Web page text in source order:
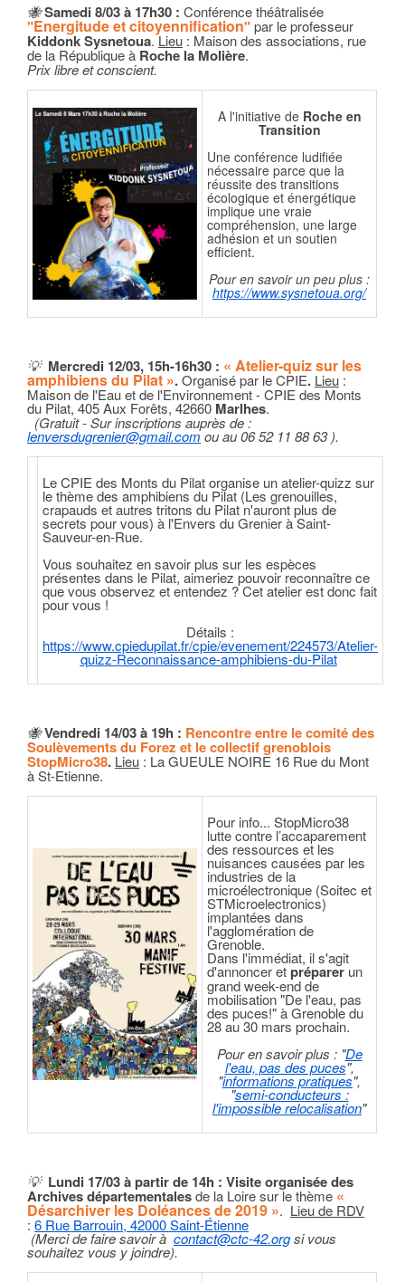
🐝Samedi 8/03 à 17h30 : Conférence théâtralisée
"Energitude et citoyennification"par le professeur
Kiddonk Sysnetoua.Lieu : Maison des associations, rue
de la République à Roche la Molière.
Prix libre et conscient.
A l'initiative de Roche en
Transition
Une conférence ludifiée
nécessaire parce que la
réussite des transitions
écologique et énergétique
implique une vraie
compréhension, une large
adhésion et un soutien
efficient.
Pour en savoir un peu plus :
https://www.sysnetoua.org/
💡 Mercredi 12/03, 15h-16h30 : « Atelier-quiz sur les
amphibiens du Pilat ».Organisé par le CPIE. Lieu :
Maison de l'Eau et de l'Environnement - CPIE des Monts
du Pilat, 405 Aux Forêts, 42660 Marlhes.
(Gratuit - Sur inscriptions auprès de :
lenversdugrenier@gmail.comou au 06 52 11 88 63 ).
Le CPIE des Monts du Pilat organise un atelier-quizz sur
le thème des amphibiens du Pilat (Les grenouilles,
crapauds et autres tritons du Pilat n'auront plus de
secrets pour vous) à l'Envers du Grenier à Saint-
Sauveur-en-Rue.
Vous souhaitez en savoir plus sur les espèces
présentes dans le Pilat, aimeriez pouvoir reconnaître ce
que vous observez et entendez ? Cet atelier est donc fait
pour vous !
Détails :
https://www.cpiedupilat.fr/cpie/evenement/224573/Atelier-
quizz-Reconnaissance-amphibiens-du-Pilat
🐝Vendredi 14/03 à 19h : Rencontre entre le comité des
Soulèvements du Forez et le collectif grenoblois
StopMicro38. Lieu : La GUEULE NOIRE 16 Rue du Mont
à St-Etienne.
Pour info... StopMicro38
lutte contre l’accaparement
des ressources et les
nuisances causées par les
industries de la
microélectronique (Soitec et
STMicroelectronics)
implantées dans
l'agglomération de
Grenoble.
Dans l'immédiat, il s'agit
d'annoncer etpréparer un
grand week-end de
mobilisation "De l'eau, pas
des puces!" à Grenoble du
28 au 30 mars prochain.
Pour en savoir plus : "De
l'eau, pas des puces",
"informations pratiques",
"semi-conducteurs :
l'impossible relocalisation"
💡 Lundi 17/03 à partir de 14h : Visite organisée des
Archives départementalesde la Loire sur le thème «
Désarchiver les Doléances de 2019 ». Lieu de RDV
: 6 Rue Barrouin, 42000 Saint-Étienne
(Merci de faire savoir àcontact@ctc-42.orgsi vous
souhaitez vous y joindre).